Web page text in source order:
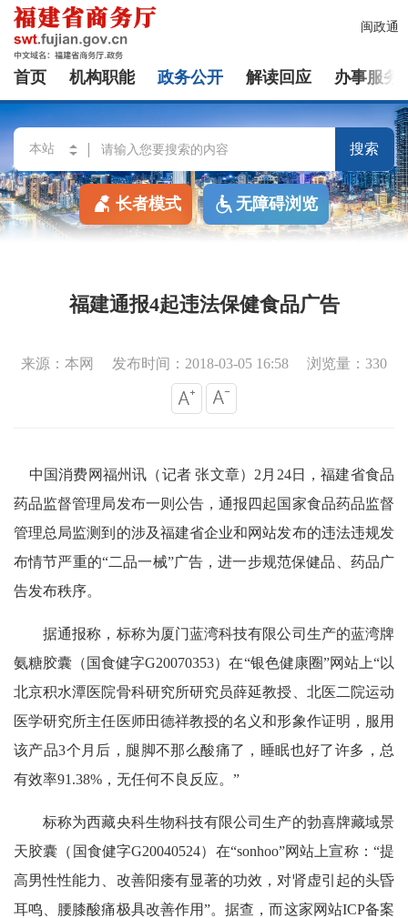
闽政通
首页 机构职能 政务公开 解读回应 办事服务
搜索
长者模式 无障碍浏览
福建通报4起违法保健食品广告
来源：本网 发布时间：2018-03-05 16:58 浏览量：330
中国消费网福州讯（记者 张文章） 2月24日，福建省食品
药品监督管理局发布一则公告，通报四起国家食品药品监督
管理总局监测到的涉及福建省企业和网站发布的违法违规发
布情节严重的“二品一械”广告，进一步规范保健品、药品广
告发布秩序。
据通报称，标称为厦门蓝湾科技有限公司生产的蓝湾牌
氨糖胶囊（国食健字G20070353）在“银色健康圈”网站上“以
北京积水潭医院骨科研究所研究员薛延教授、北医二院运动
医学研究所主任医师田德祥教授的名义和形象作证明，服用
该产品3个月后，腿脚不那么酸痛了，睡眠也好了许多，总
有效率91.38%，无任何不良反应。”
标称为西藏央科生物科技有限公司生产的勃喜牌藏域景
天胶囊（国食健字G20040524）在“sonhoo”网站上宣称：“提
高男性性能力、改善阳痿有显著的功效，对肾虚引起的头昏
耳鸣、腰膝酸痛极具改善作用”。据查，而这家网站ICP备案